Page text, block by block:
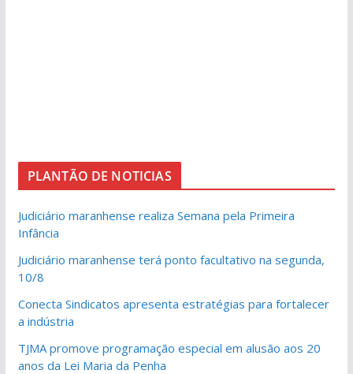
PLANTÃO DE NOTICIAS
Judiciário maranhense realiza Semana pela Primeira
Infância
Judiciário maranhense terá ponto facultativo na segunda,
10/8
Conecta Sindicatos apresenta estratégias para fortalecer
a indústria
TJMA promove programação especial em alusão aos 20
anos da Lei Maria da Penha